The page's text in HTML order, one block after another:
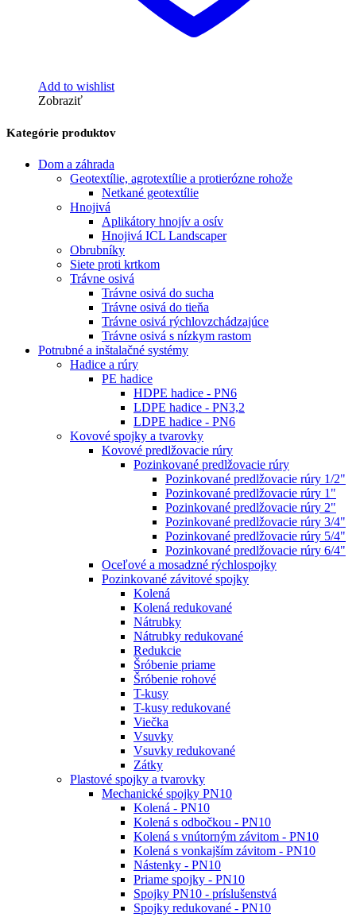
Add to wishlist
Zobraziť
Kategórie produktov
Dom a záhrada
Geotextílie, agrotextílie a protierózne rohože
Netkané geotextílie
Hnojivá
Aplikátory hnojív a osív
Hnojivá ICL Landscaper
Obrubníky
Siete proti krtkom
Trávne osivá
Trávne osivá do sucha
Trávne osivá do tieňa
Trávne osivá rýchlovzchádzajúce
Trávne osivá s nízkym rastom
Potrubné a inštalačné systémy
Hadice a rúry
PE hadice
HDPE hadice - PN6
LDPE hadice - PN3,2
LDPE hadice - PN6
Kovové spojky a tvarovky
Kovové predlžovacie rúry
Pozinkované predlžovacie rúry
Pozinkované predlžovacie rúry 1/2"
Pozinkované predlžovacie rúry 1"
Pozinkované predlžovacie rúry 2"
Pozinkované predlžovacie rúry 3/4"
Pozinkované predlžovacie rúry 5/4"
Pozinkované predlžovacie rúry 6/4"
Oceľové a mosadzné rýchlospojky
Pozinkované závitové spojky
Kolená
Kolená redukované
Nátrubky
Nátrubky redukované
Redukcie
Šróbenie priame
Šróbenie rohové
T-kusy
T-kusy redukované
Viečka
Vsuvky
Vsuvky redukované
Zátky
Plastové spojky a tvarovky
Mechanické spojky PN10
Kolená - PN10
Kolená s odbočkou - PN10
Kolená s vnútorným závitom - PN10
Kolená s vonkajším závitom - PN10
Nástenky - PN10
Priame spojky - PN10
Spojky PN10 - príslušenstvá
Spojky redukované - PN10